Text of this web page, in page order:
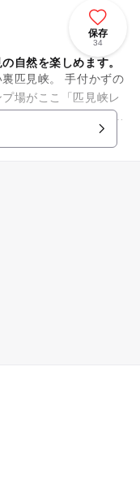
保存
34
自然を楽しめます。
匹見峡。 手付かずの
場がここ「匹見峡レ
ってのキャンプも楽